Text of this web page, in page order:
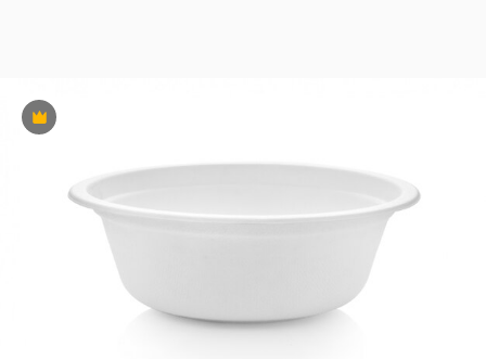
Premium